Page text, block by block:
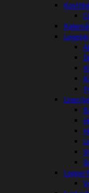
Legetøj
Liner/
Loppe/